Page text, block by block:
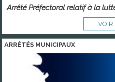
Arrêté Préfectoral relatif à la
VOIR
ARRÉTÉS MUNICIPAUX